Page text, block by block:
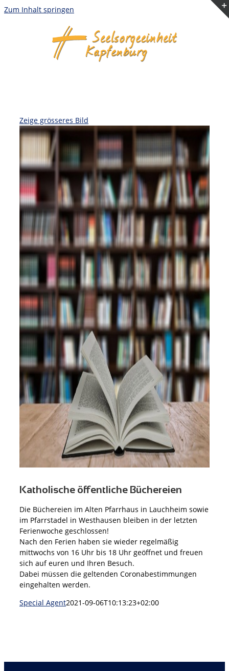
Zum Inhalt springen
Zeige grösseres Bild
Katholische öffentliche Büchereien
Die Büchereien im Alten Pfarrhaus in Lauchheim sowie
im Pfarrstadel in Westhausen bleiben in der letzten
Ferienwoche geschlossen!
Nach den Ferien haben sie wieder regelmäßig
mittwochs von 16 Uhr bis 18 Uhr geöffnet und freuen
sich auf euren und Ihren Besuch.
Dabei müssen die geltenden Coronabestimmungen
eingehalten werden.
Special Agent2021-09-06T10:13:23+02:00